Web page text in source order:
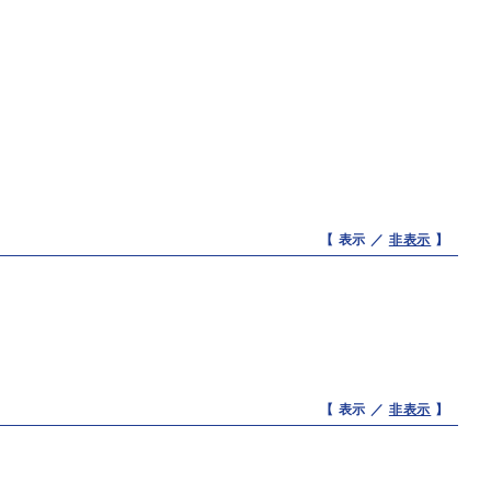
【 表示 ／ 非表示 】
【 表示 ／ 非表示 】